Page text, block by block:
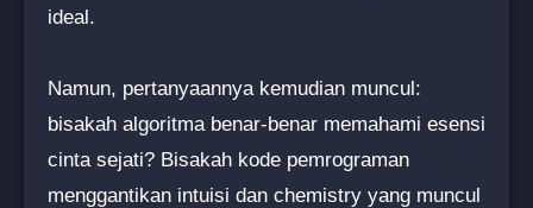
ideal.
Namun, pertanyaannya kemudian muncul:
bisakah algoritma benar-benar memahami esensi
cinta sejati? Bisakah kode pemrograman
menggantikan intuisi dan chemistry yang muncul